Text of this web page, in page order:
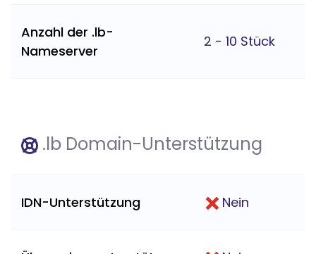
Anzahl der .lb-
Nameserver
2 - 10 Stück
.lb Domain-Unterstützung
IDN-Unterstützung Nein